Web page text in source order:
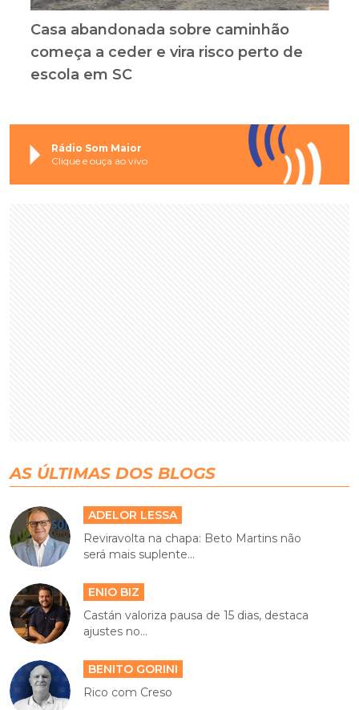
Casa abandonada sobre caminhão
começa a ceder e vira risco perto de
escola em SC
Rádio Som Maior
Clique e ouça ao vivo
AS ÚLTIMAS DOS BLOGS
ADELOR LESSA
Reviravolta na chapa: Beto Martins não
será mais suplente...
ENIO BIZ
Castán valoriza pausa de 15 dias, destaca
ajustes no...
BENITO GORINI
Rico com Creso